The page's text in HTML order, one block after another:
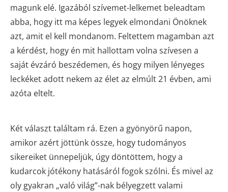
magunk elé. Igazából szívemet-lelkemet beleadtam
abba, hogy itt ma képes legyek elmondani Önöknek
azt, amit el kell mondanom. Feltettem magamban azt
a kérdést, hogy én mit hallottam volna szívesen a
saját évzáró beszédemen, és hogy milyen lényeges
leckéket adott nekem az élet az elmúlt 21 évben, ami
azóta eltelt.
Két választ találtam rá. Ezen a gyönyörű napon,
amikor azért jöttünk össze, hogy tudományos
sikereiket ünnepeljük, úgy döntöttem, hogy a
kudarcok jótékony hatásáról fogok szólni. És mivel az
oly gyakran „való világ”-nak bélyegzett valami